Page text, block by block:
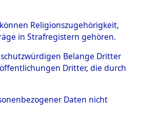
unbekannter
Religionszugehörigkeit,
in Strafregistern gehören.
Belange Dritter
Dritter, die durch
Daten nicht